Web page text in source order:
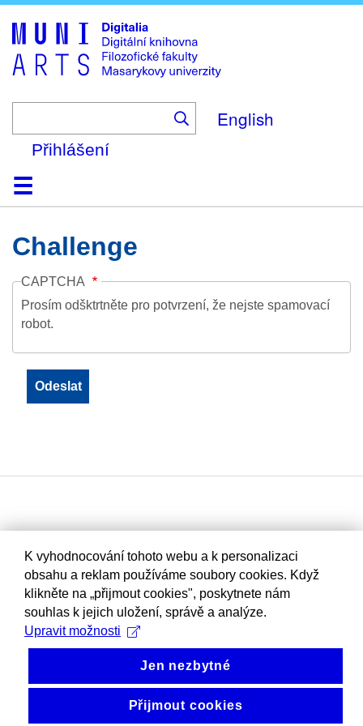
to
main
content
English
Přihlášení
DomůKolekce
Prohlížení
Vyhledávání
O platformě
Nápověda
KontaktDigitalia
Challenge
CAPTCHA
Prosím odšktrtněte pro potvrzení, že nejste spamovací
robot.
K vyhodnocování tohoto webu a k personalizaci
obsahu a reklam používáme soubory cookies. Když
klikněte na „přijmout cookies", poskytnete nám
souhlas k jejich uložení, správě a analýze.
Upravit možnosti
Jen nezbytné
Přijmout cookies